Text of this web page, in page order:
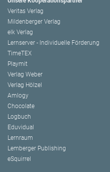
Veritas Verlag
Mildenberger Verlag
elk Verlag
Lernserver - Individuelle Förderung
TimeTEX
Playmit
Verlag Weber
Verlag Hölzel
Amlogy
Chocolate
Logbuch
Eduvidual
Lernraum
Lemberger Publishing
eSquirrel